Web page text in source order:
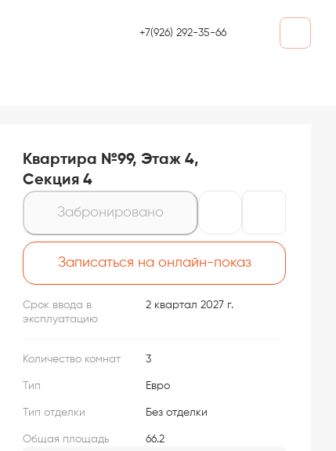
+7(926) 292-35-66
Квартира №99, Этаж 4,
Секция 4
Забронировано
Записаться на онлайн-показ
Срок ввода в
эксплуатацию
2 квартал 2027 г.
Количество комнат 3
Тип Евро
Тип отделки Без отделки
Общая площадь 66.2